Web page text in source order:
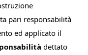
pari responsabilità
ed applicato il
dettato